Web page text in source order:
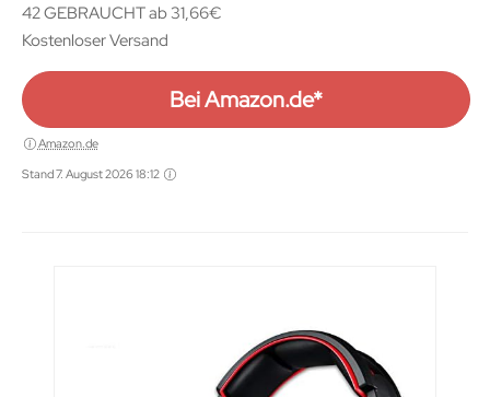
42 GEBRAUCHT ab 31,66€
Kostenloser Versand
Bei Amazon.de*
Amazon.de
Stand 7. August 2026 18:12